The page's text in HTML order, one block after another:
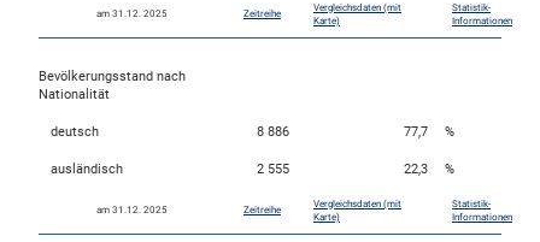
am 31.12. 2025 Zeitreihe
Vergleichsdaten (mit
Karte)
Statistik-
Informationen
Bevölkerungsstand nach
Nationalität
deutsch 8 886 77,7 %
ausländisch 2 555 22,3 %
am 31.12. 2025 Zeitreihe
Vergleichsdaten (mit
Karte)
Statistik-
Informationen